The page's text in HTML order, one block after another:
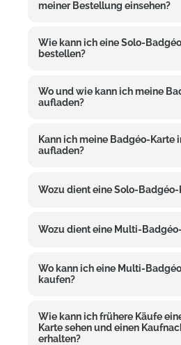
meiner Bestellung einsehen?
Wie kann ich eine Solo-
bestellen?
Wo und wie kann ich meine
aufladen?
Kann ich meine Badgéo-Karte
aufladen?
Wozu dient eine Solo-Badgéo-
Wozu dient eine Multi-
Wo kann ich eine Multi-
kaufen?
Wie kann ich frühere Käufe
Karte sehen und einen
erhalten?